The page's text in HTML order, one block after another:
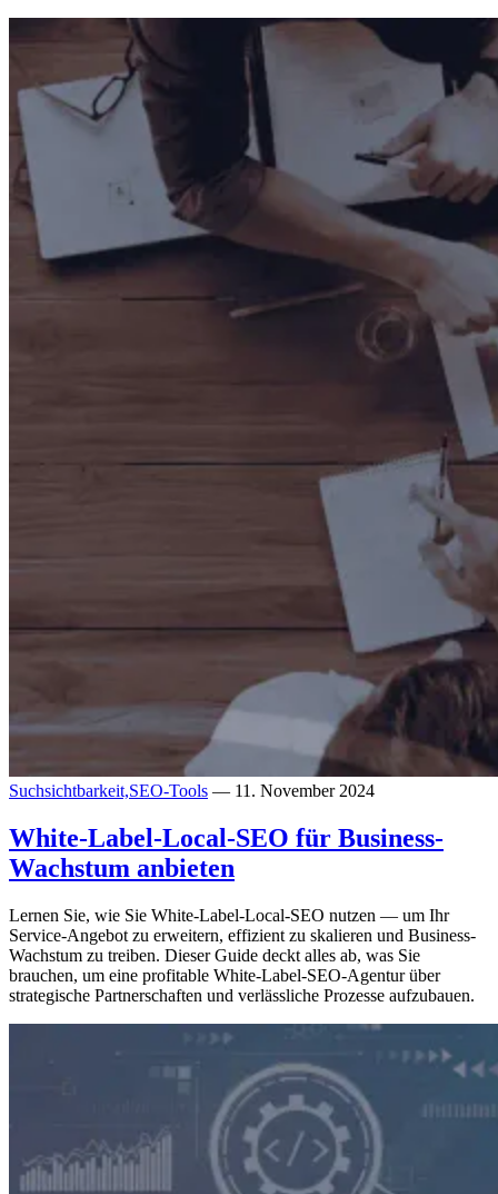
Suchsichtbarkeit,SEO-Tools — 11. November 2024
White-Label-Local-SEO für Business-
Wachstum anbieten
Lernen Sie, wie Sie White-Label-Local-SEO nutzen — um Ihr
Service-Angebot zu erweitern, effizient zu skalieren und Business-
Wachstum zu treiben. Dieser Guide deckt alles ab, was Sie
brauchen, um eine profitable White-Label-SEO-Agentur über
strategische Partnerschaften und verlässliche Prozesse aufzubauen.